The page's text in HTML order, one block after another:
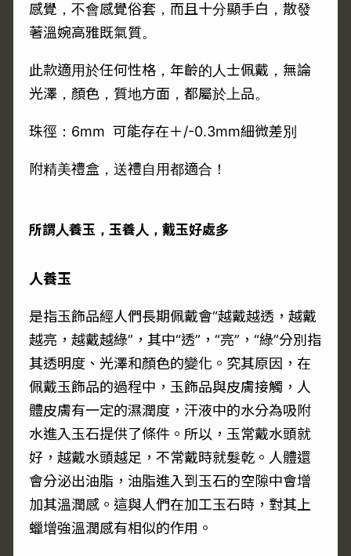
感覺，不會感覺俗套，而且十分顯手白，散發
著溫婉高雅既氣質。
此款適用於任何性格，年齡的人士佩戴，無論
光澤，顏色，質地方面，都屬於上品。
珠徑：6mm 可能存在＋/-0.3mm細微差別
附精美禮盒，送禮自用都適合！
所謂人養玉，玉養人，戴玉好處多
人養玉
是指玉飾品經人們長期佩戴會“越戴越透，越戴
越亮，越戴越綠”，其中“透”，“亮”，“綠”分別指
其透明度、光澤和顏色的變化。 究其原因， 在
佩戴玉飾品的過程中，玉飾品與皮膚接觸，人
體皮膚有一定的濕潤度，汗液中的水分為吸附
水進入玉石提供了條件。所以，玉常戴水頭就
好，越戴水頭越足，不常戴時就髮乾。 人體還
會分泌出油脂，油脂進入到玉石的空隙中會增
加其溫潤感。 這與人們在加工玉石時，對其上
蠟增強溫潤感有相似的作用。